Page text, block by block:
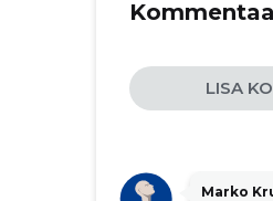
LISA
Marko